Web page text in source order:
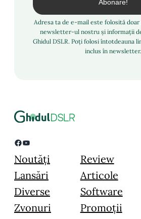
Adresa ta de e-mail este folosită
newsletter-ul nostru și informații
Ghidul DSLR. Poți folosi întotdeauna
inclus în newsletter.
Facebook YouTube
Noutăți
Lansări
Diverse
Zvonuri
Review
Articole
Software
Promoții